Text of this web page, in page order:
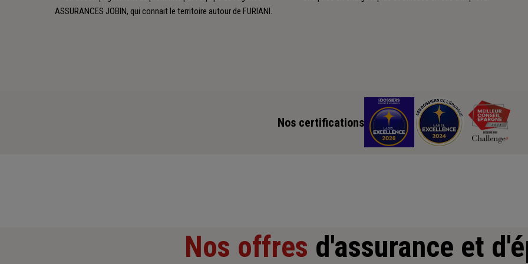
ASSURANCES JOBIN, qui connait le territoire autour de FURIANI.
Nos certifications
Nos offres d'assurance et